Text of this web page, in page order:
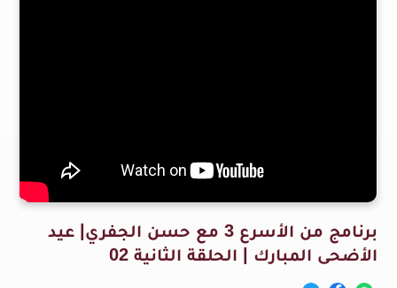
برنامج من الأسرع 3 مع حسن الجفري| عيد
الأضحى المبارك | الحلقة الثانية 02